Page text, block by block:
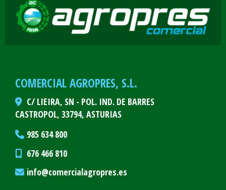
COMERCIAL AGROPRES, S.L.
C/ LIEIRA, SN - POL. IND. DE BARRES
CASTROPOL, 33794, ASTURIAS
985 634 800
676 466 810
info
comercialagropres.es